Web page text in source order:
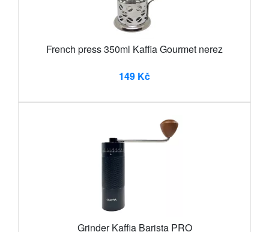
French press 350ml Kaffia Gourmet nerez
149 Kč
Grinder Kaffia Barista PRO